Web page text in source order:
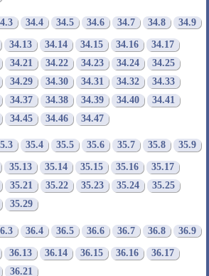
34.4 34.5 34.6 34.7 34.8 34.9
34.13 34.14 34.15 34.16
34.17
34.21 34.22 34.23 34.24
34.25
34.29 34.30 34.31 34.32
34.33
34.37 34.38 34.39 34.40
34.41
34.45 34.46 34.47
35.4 35.5 35.6 35.7 35.8 35.9
35.13 35.14 35.15 35.16
35.17
35.21 35.22 35.23 35.24
35.25
35.29
36.4 36.5 36.6 36.7 36.8 36.9
36.13 36.14 36.15 36.16
36.17
36.21